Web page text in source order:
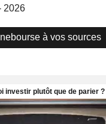
2026
à vos sources